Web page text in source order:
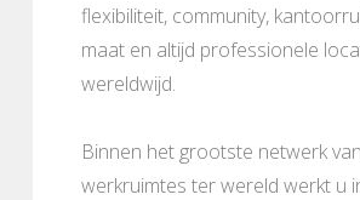
flexibiliteit, community,
maat en altijd professionele
wereldwijd.
Binnen het grootste netwerk
werkruimtes ter wereld werkt u